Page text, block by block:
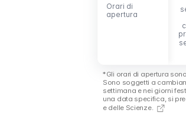
Orari di
apertura
Orari di
apertura
*Gli orari di apertura
Sono soggetti a
settimana e nei giorni
una data specifica, si
e delle Scienze.